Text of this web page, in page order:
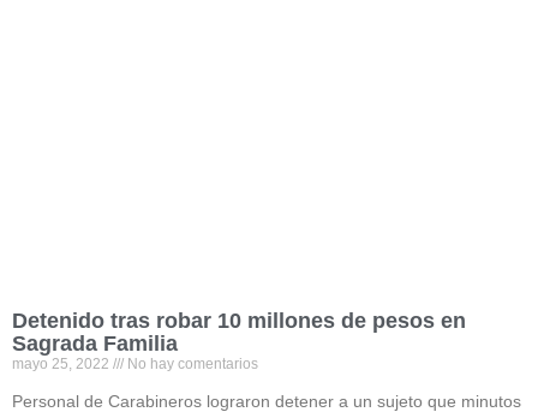
Detenido tras robar 10 millones de pesos en
Sagrada Familia
mayo 25, 2022 No hay comentarios
Personal de Carabineros lograron detener a un sujeto que minutos